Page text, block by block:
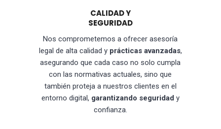
CALIDAD Y
SEGURIDAD
Nos comprometemos a ofrecer asesoría
legal de alta calidad y prácticas avanzadas,
asegurando que cada caso no solo cumpla
con las normativas actuales, sino que
también proteja a nuestros clientes en el
entorno digital, garantizando seguridad y
confianza.